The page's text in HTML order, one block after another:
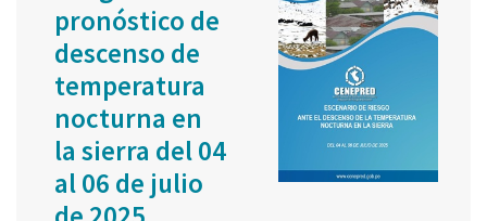
pronóstico de
descenso de
temperatura
nocturna en
la sierra del 04
al 06 de julio